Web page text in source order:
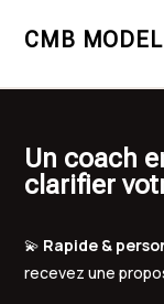
CMB
Un coach
clarifier
💫 Rapide &
recevez une